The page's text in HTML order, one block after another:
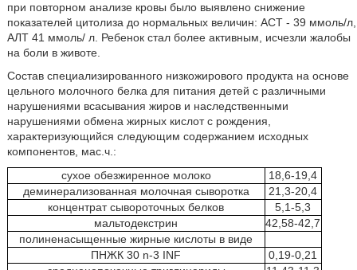
при повторном анализе кровы было выявлено снижение
показателей цитолиза до нормальных величин: ACT - 39 ммоль/л,
АЛТ 41 ммоль/ л. Ребенок стал более активным, исчезли жалобы
на боли в животе.
Состав специализированного низкожирового продукта на основе
цельного молочного белка для питания детей с различными
нарушениями всасывания жиров и наследственными
нарушениями обмена жирных кислот с рождения,
характеризующийся следующим содержанием исходных
компонентов, мас.ч.:
сухое обезжиренное молоко
18,6-19,4
деминерализованная молочная сыворотка
21,3-20,4
концентрат сывороточных белков
5,1-5,3
мальтодекстрин
42,58-42,7
полиненасыщенные жирные кислоты в виде
ПНЖК 30 n-3 INF
0,19-0,21